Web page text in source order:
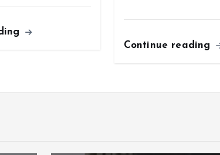
Continue reading